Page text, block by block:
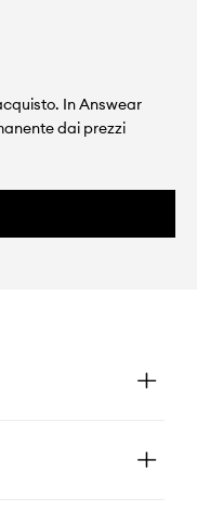
In Answear
dai prezzi